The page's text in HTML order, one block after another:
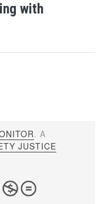
with
. A
JUSTICE